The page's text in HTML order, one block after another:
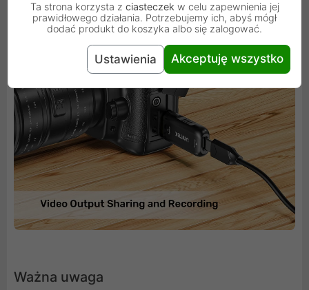
Ważna uwaga
Ta strona korzysta z ciasteczek w celu zapewnienia jej
prawidłowego działania. Potrzebujemy ich, abyś mógł
dodać produkt do koszyka albo się zalogować.
Ustawienia Akceptuję wszystko